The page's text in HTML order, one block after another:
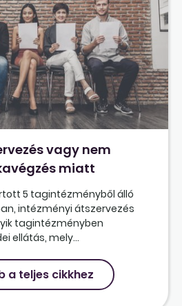
vagy nem
miatt
5 tagintézményből álló
intézményi átszervezés
tagintézményben
ellátás, mely...
a teljes cikkhez